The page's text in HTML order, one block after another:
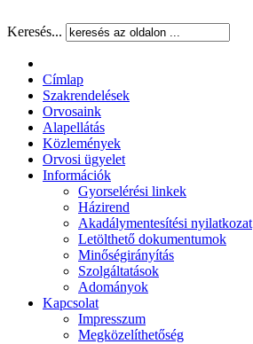
Keresés...
Címlap
Szakrendelések
Orvosaink
Alapellátás
Közlemények
Orvosi ügyelet
Információk
Gyorselérési linkek
Házirend
Akadálymentesítési nyilatkozat
Letölthető dokumentumok
Minőségirányítás
Szolgáltatások
Adományok
Kapcsolat
Impresszum
Megközelíthetőség